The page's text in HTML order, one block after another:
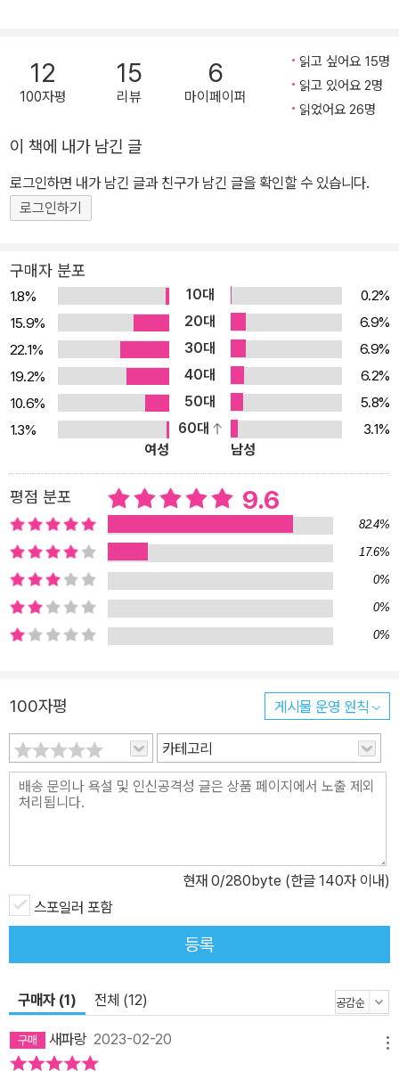
까닭 이 소설의 의미심장한 제목은 역설적이다. 아직 이 세상에 태어
나지도 않은 아이를 위해 ‘애도’의 기도를 한다는 뜻이 담겨 있기 때문
의미하는 고대 유대인의 기도인 카디시는 하느님의 위대함과 전능함,
자비를 시적인 형태로 표현한 것이다. 사랑하는 가족을 잃고도 하느
님을 향한 믿음에는 변함이 없다는 마음을 표현하기 위해 상을 당한
신의 명령이자 인간의 특권인 생육에 대한 단호한 거부의 의사 표시
다. 홀로코스트의 트라우마에서 벗어나지 못하는 케르테스는 자신과
같이 유대인으로 태어날 미지의 아이가 아우슈비츠라는 지옥이 실재
했던 이 세계에서 고통을 겪게 하고 싶지 않다는 이유로 생육을 거부
한다. 소설을 여는 짤막한 첫 문장 “아니요!”(혹시 아이가 있느냐는
한 철학자의 질문에 소스라친 케르테스의 답이다.)와 아이를 갖고 싶
다는 아내에게 외치듯 토해 내는 “안 돼!”라는 말은 테르테스의 선언
과 다름없다. 이 강렬한 부정어 속에는 작가 자신의 지독한 신념과 두
침은 소설이 진행되는 내내 헤어날 수 없는 강박처럼 지속적으로 울
려 댄다. 이 일의 충격으로 자신을 그토록 사랑했던 아내가 떠나 버리
지만 그의 결심은 그 후로도 전혀 흔들리지 않는다. “안 돼!”—그 즉
시 어떤 망설임도 없이, 내 안에서 무엇인가 흐느끼며, 울부짖었다, 그
리고 아주 오랜 세월이 지난 후에야 비로소 나의 흐느낌은 천천히 가
라앉았다, 하지만 결국 강박증적인 고통으로 변하여, 천천히, 불길하
아이로 태어나지는 않을까? 너의 작은 코 주위에는 주근깨가 엷게 흩
어져 있지는 않을까? 아니면 네가 고집 센 아들인 것일까? 너의 눈은
회청색 조약돌처럼 근사하고 힘찰까?—물론, 나의 삶을 너의 존재의
가능성으로 생각할 경우에 해당하는 말이겠지만 말이다. 그날 나는
밤이 새도록 오로지 이 질문만을 깊이 생각했다. (25~26쪽) ■ 기나
작가의 의식의 흐름을 따라 전개된다. 시간과 장소 또한 이리저리 뒤
섞인다. 서로를 사랑하지 않았던 부모 아래서 불행하게 보냈던 어린
시절과 기숙 학교에서 목도한 다양한 인간 군상, 아우슈비츠에서 겪
은 끔찍한 일들과 인상적인 사건들, 아내와의 운명적인 첫 만남부터
얼핏 두서없이 결합되고 연결되며 하나의 뚜렷한 의미망을 만들어 낸
다. 마치 기나긴 애도처럼 이어지는 혼잣말 혹은 읊조림은 반복되는
주제의식 때문에 때로는 한없이 비통하고 때로는 더없이 격정적이며
12
100자평
15
리뷰
6
마이페이퍼
읽고 싶어요 15명
읽고 있어요 2명
읽었어요 26명
이 책에 내가 남긴 글
로그인하면 내가 남긴 글과 친구가 남긴 글을 확인할 수 있습니다.
로그인하기
구매자 분포
1.8% 10대
0.2%
15.9%
20대
6.9%
22.1%
30대
6.9%
19.2%
40대
6.2%
10.6%
50대
5.8%
1.3%
60대
3.1%
여성
남성
평점 분포 9.6
82.4%
17.6%
0%
0%
0%
100자평 게시물 운영 원칙
카테고리
현재 0/280byte (한글 140자 이내)
스포일러 포함
등록
구매자 (1) 전체 (12)
새파랑 2023-02-20